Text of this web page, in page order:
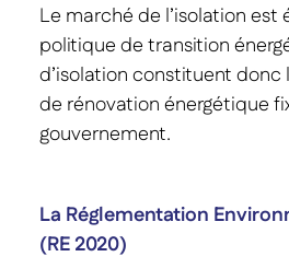
Le marché de l’isolation
politique de transition
d’isolation constituent
de rénovation énergétique
gouvernement.
La Réglementation
(RE 2020)